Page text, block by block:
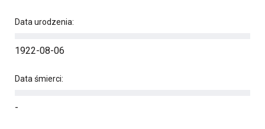
Data urodzenia:
1922-08-06
Data śmierci:
-